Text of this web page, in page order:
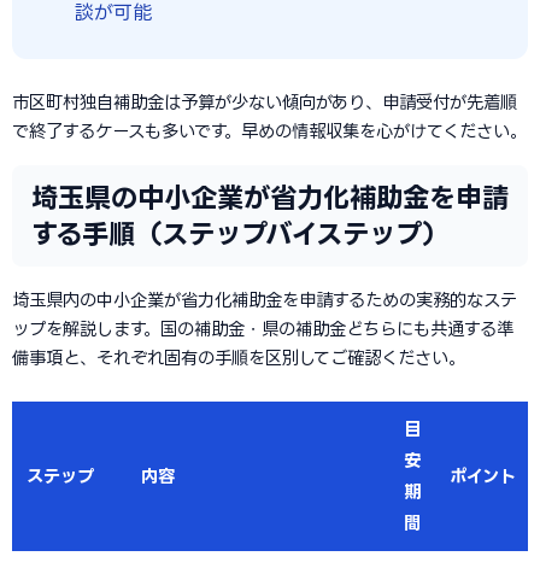
談が可能
市区町村独自補助金は予算が少ない傾向があり、申請受付が先着順
で終了するケースも多いです。早めの情報収集を心がけてください。
埼玉県の中小企業が省力化補助金を申請
する手順（ステップバイステップ）
埼玉県内の中小企業が省力化補助金を申請するための実務的なステ
ップを解説します。国の補助金・県の補助金どちらにも共通する準
備事項と、それぞれ固有の手順を区別してご確認ください。
ステップ 内容
目
安
期
間
ポイント